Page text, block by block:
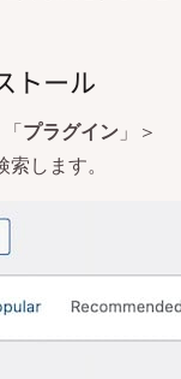
トール
プラグイン 」＞
します。